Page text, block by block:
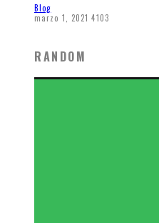
Blog
marzo 1, 2021 4103
RANDOM